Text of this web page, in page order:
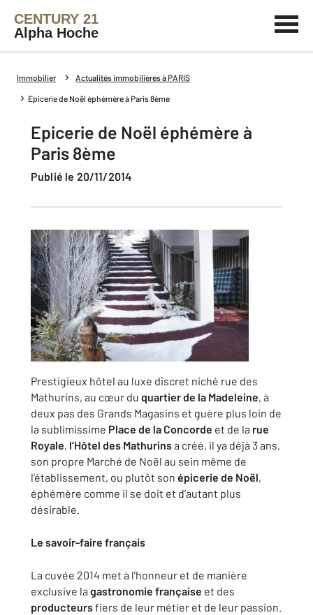
CENTURY 21
Alpha Hoche
Immobilier Actualités immobilières à PARIS
Epicerie de Noël éphémère à Paris 8ème
Epicerie de Noël éphémère à
Paris 8ème
Publié le 20/11/2014
Prestigieux hôtel au luxe discret niché rue des
Mathurins, au cœur du quartier de la Madeleine, à
deux pas des Grands Magasins et guère plus loin de
la sublimissime Place de la Concorde et de la rue
Royale, l’Hôtel des Mathurinsa créé, il ya déjà 3 ans,
son propre Marché de Noël au sein même de
l’établissement, ou plutôt son épicerie de Noël,
éphémère comme il se doit et d’autant plus
désirable.
Le savoir-faire français
La cuvée 2014 met à l’honneur et de manière
exclusive la gastronomie française et des
producteursfiers de leur métier et de leur passion.